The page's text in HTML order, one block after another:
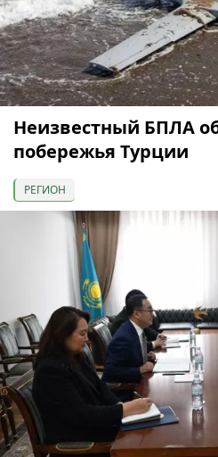
Неизвестный БПЛА
побережья Турции
РЕГИОН